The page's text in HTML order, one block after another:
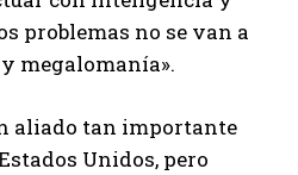
problemas no se van a
megalomanía».
aliado tan importante
Unidos, pero